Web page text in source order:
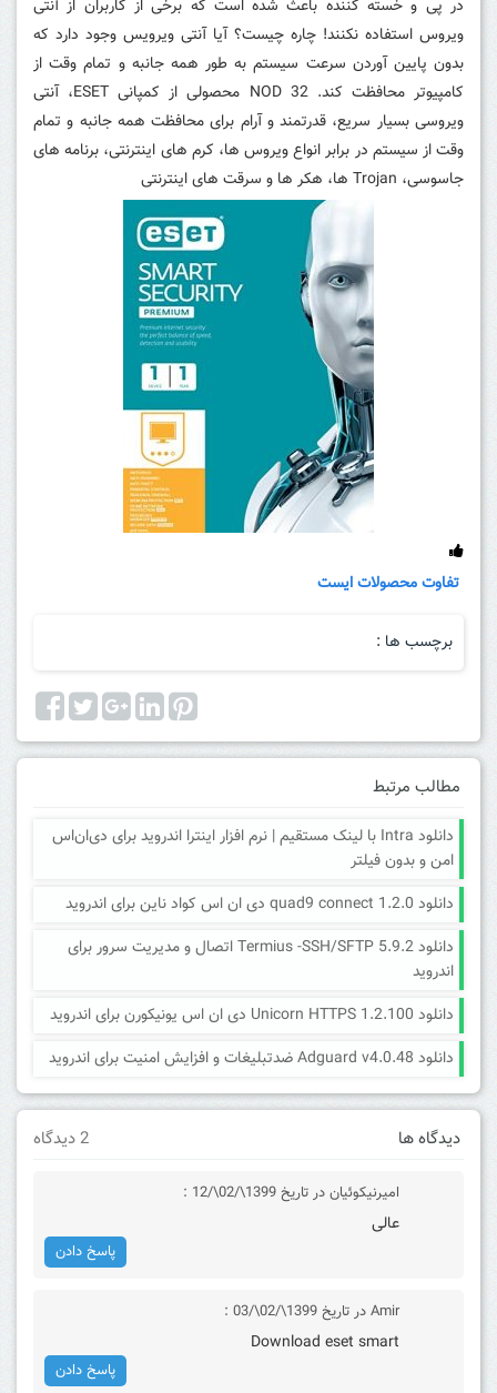
در پی و خسته کننده باعث شده است که برخی از کاربران از آنتی
ویروس استفاده نکنند! چاره چیست؟ آیا آنتی ویرویس وجود دارد که
بدون پایین آوردن سرعت سیستم به طور همه جانبه و تمام وقت از
کامپیوتر محافظت کند. NOD 32 محصولی از کمپانی ESET، آنتی
ویروسی بسیار سریع، قدرتمند و آرام برای محافظت همه جانبه و تمام
وقت از سیستم در برابر انواع ویروس ها، کرم های اینترنتی، برنامه های
جاسوسی، Trojan ها، هکر ها و سرقت های اینترنتی
تفاوت محصولات ایست
برچسب ها :
مطالب مرتبط
دانلود Intra با لینک مستقیم | نرم افزار اینترا اندروید برای دی‌ان‌اس
امن و بدون فیلتر
دانلود quad9 connect 1.2.0 دی ان اس کواد ناین برای اندروید
دانلود Termius -SSH/SFTP 5.9.2 اتصال و مدیریت سرور برای
اندروید
دانلود Unicorn HTTPS 1.2.100 دی ان اس یونیکورن برای اندروید
دانلود Adguard v4.0.48 ضدتبلیغات و افزایش امنیت برای اندروید
دیدگاه ها 2 دیدگاه
امیرنیکوئیان در تاریخ 1399\/02\/12 :
عالی
پاسخ دادن
Amir در تاریخ 1399\/02\/03 :
Download eset smart
پاسخ دادن